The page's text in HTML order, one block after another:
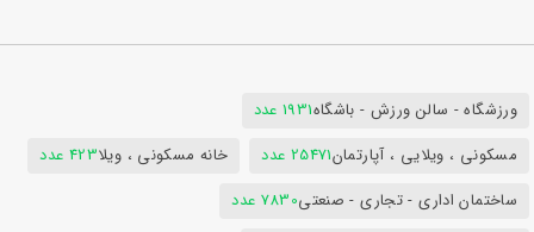
ورزشگاه - سالن ورزش - باشگاه1931 عدد
مسکونی ، ویلایی ، آپارتمان25471 عدد خانه مسکونی ، ویلا423 عدد
ساختمان اداری - تجاری - صنعتی7830 عدد